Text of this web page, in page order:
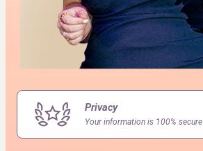
Privacy
Your information is 100% secure